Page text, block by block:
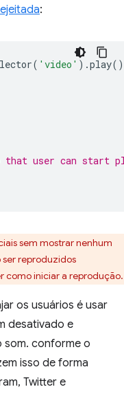
:
( 'video' ).play
that user can start
sem mostrar nenhum
reproduzidos
como iniciar a reprodução.
os usuários é usar
desativado e
som. conforme o
isso de forma
Twitter e